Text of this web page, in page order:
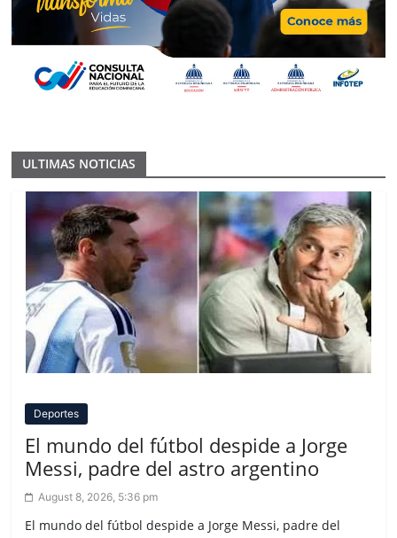
ULTIMAS NOTICIAS
Deportes
El mundo del fútbol despide a Jorge
Messi, padre del astro argentino
August 8, 2026, 5:36 pm
El mundo del fútbol despide a Jorge Messi, padre del